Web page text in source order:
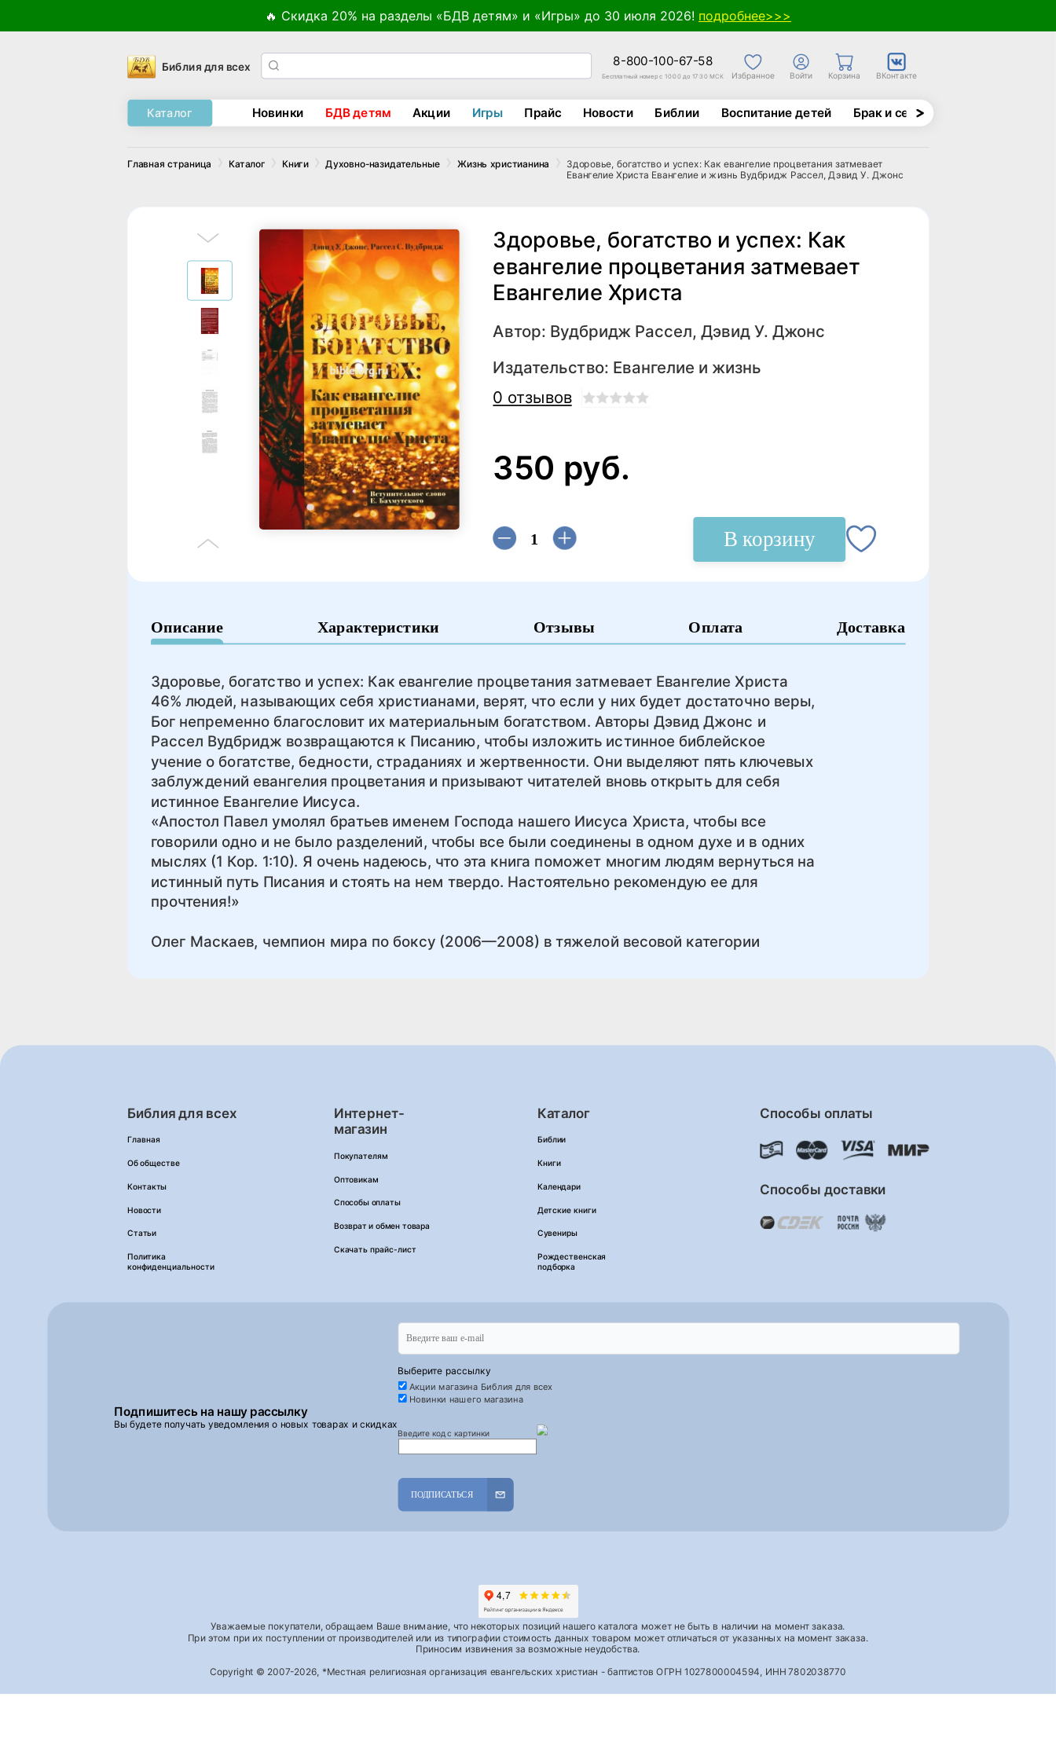
🔥 Скидка 20% на разделы «БДВ детям» и «Игры» до 30 июля 2026! подробнее>>>
Библия для всех 8-800-100-67-58
Бесплатный номер с 10:00 до 17:30 МСК Избранное Войти Корзина ВКонтакте
Каталог Новинки БДВ детям Акции Игры Прайс Новости Библии Воспитание детей Брак и семья
Главная страница Каталог Книги Духовно-назидательные Жизнь христианина Здоровье, богатство и успех: Как евангелие процветания затмевает
Евангелие Христа Евангелие и жизнь Вудбридж Рассел, Дэвид У. Джонс
Здоровье, богатство и успех: Как
евангелие процветания затмевает
Евангелие Христа
Автор: Вудбридж Рассел, Дэвид У. Джонс
Издательство: Евангелие и жизнь
0 отзывов
350 руб.
В корзину
Описание Характеристики Отзывы Оплата Доставка
Здоровье, богатство и успех: Как евангелие процветания затмевает Евангелие Христа
46% людей, называющих себя христианами, верят, что если у них будет достаточно веры,
Бог непременно благословит их материаль­ным богатством. Авторы Дэвид Джонс и
Рассел Вудбридж возвраща­ются к Писанию, чтобы изложить истинное библейское
учение о бо­гатстве, бедности, страданиях и жертвенности. Они выделяют пять ключевых
заблуждений евангелия процветания и призывают чита­телей вновь открыть для себя
истинное Евангелие Иисуса.
«Апостол Павел умолял братьев именем Господа нашего Иисуса Христа, чтобы все
говорили одно и не было разделе­ний, чтобы все были соединены в одном духе и в одних
мыс­лях (1 Кор. 1:10). Я очень надеюсь, что эта книга поможет мно­гим людям вернуться на
истинный путь Писания и стоять на нем твердо. Настоятельно рекомендую ее для
прочтения!»
Олег Маскаев, чемпион мира по боксу (2006—2008) в тяжелой весовой категории
Библия для всех
Главная
Об обществе
Контакты
Новости
Статьи
Политика
конфиденциальности
Интернет-
магазин
Покупателям
Оптовикам
Способы оплаты
Возврат и обмен товара
Скачать прайс-лист
Каталог
Библии
Книги
Календари
Детские книги
Сувениры
Рождественская
подборка
Способы оплаты
Способы доставки
Подпишитесь на нашу рассылку
Вы будете получать уведомления о новых товарах и скидках
Выберите рассылку
Акции магазина Библия для всех
Новинки нашего магазина
Введите код с картинки
ПОДПИСАТЬСЯ
Уважаемые покупатели, обращаем Ваше внимание, что некоторых позиций нашего каталога может не быть в наличии на момент заказа.
При этом при их поступлении от производителей или из типографии стоимость данных товаром может отличаться от указанных на момент заказа.
Приносим извинения за возможные неудобства.
Copyright © 2007-2026, *Местная религиозная организация евангельских христиан - баптистов ОГРН 1027800004594, ИНН 7802038770